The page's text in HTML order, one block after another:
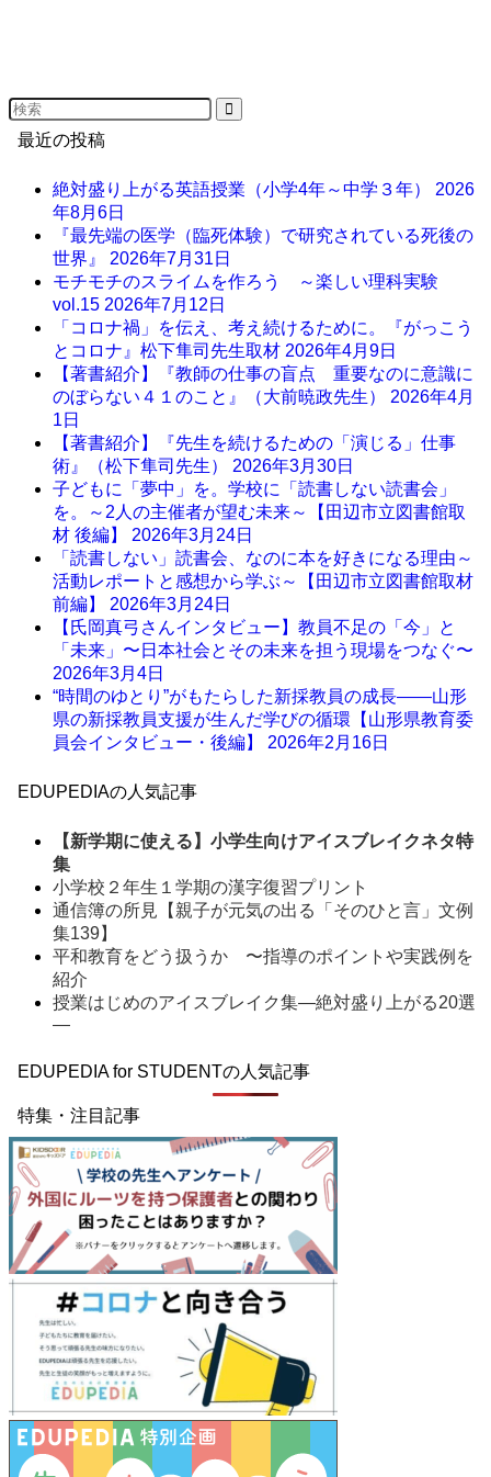
最近の投稿
絶対盛り上がる英語授業（小学4年～中学３年） 2026
年8月6日
『最先端の医学（臨死体験）で研究されている死後の
世界』 2026年7月31日
モチモチのスライムを作ろう ～楽しい理科実験
vol.15 2026年7月12日
「コロナ禍」を伝え、考え続けるために。『がっこう
とコロナ』松下隼司先生取材 2026年4月9日
【著書紹介】『教師の仕事の盲点 重要なのに意識に
のぼらない４１のこと』（大前暁政先生） 2026年4月
1日
【著書紹介】『先生を続けるための「演じる」仕事
術』（松下隼司先生） 2026年3月30日
子どもに「夢中」を。学校に「読書しない読書会」
を。～2人の主催者が望む未来～【田辺市立図書館取
材 後編】 2026年3月24日
「読書しない」読書会、なのに本を好きになる理由～
活動レポートと感想から学ぶ～【田辺市立図書館取材
前編】 2026年3月24日
【氏岡真弓さんインタビュー】教員不足の「今」と
「未来」〜日本社会とその未来を担う現場をつなぐ〜
2026年3月4日
“時間のゆとり”がもたらした新採教員の成長――山形
県の新採教員支援が生んだ学びの循環【山形県教育委
員会インタビュー・後編】 2026年2月16日
EDUPEDIAの人気記事
【新学期に使える】小学生向けアイスブレイクネタ特
集
小学校２年生１学期の漢字復習プリント
通信簿の所見【親子が元気の出る「そのひと言」文例
集139】
平和教育をどう扱うか 〜指導のポイントや実践例を
紹介
授業はじめのアイスブレイク集―絶対盛り上がる20選
―
EDUPEDIA for STUDENTの人気記事
特集・注目記事